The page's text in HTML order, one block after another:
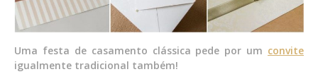
Uma festa de casamento clássica pede por um convite
igualmente tradicional também!